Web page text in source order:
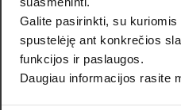
Galite pasirinkti, su
spustelėję ant konkrečios
funkcijos ir paslaugos.
Daugiau informacijos rasite